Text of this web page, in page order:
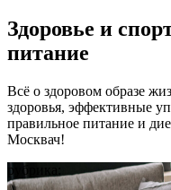
Здоровье и
питание
Всё о здоровом образе
здоровья, эффективные
правильное питание и
Москвач!
рубрика: